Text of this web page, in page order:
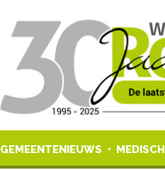
GEMEENTENIEUWS MEDISCH